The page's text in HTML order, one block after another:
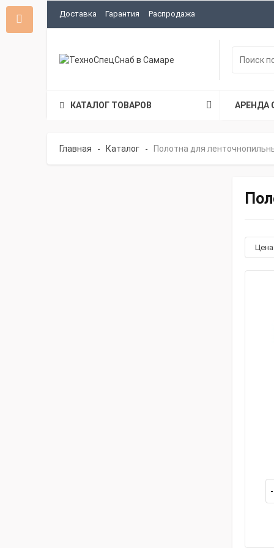
Доставка Гарантия Распродажа
КАТАЛОГ ТОВАРОВ АРЕНДА
Главная - Каталог - Полотна для